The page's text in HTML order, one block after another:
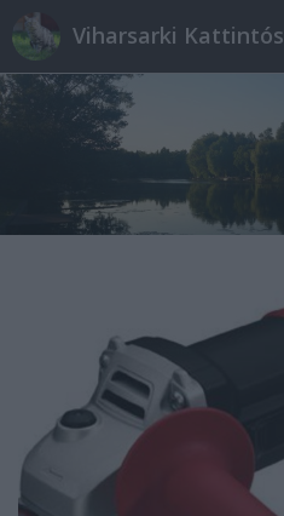
Viharsarki Kattintós